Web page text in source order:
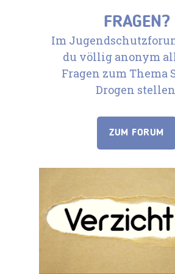
FRAGEN?
Im
du völlig anonym
Fragen zum Thema
Drogen
ZUM FORUM